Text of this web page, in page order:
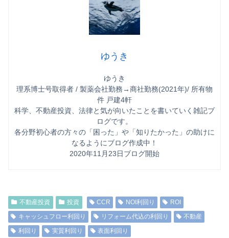
ゆうき
ゆうき
理系博士号取得者 / 製薬会社勤務→商社勤務(2021年)/ 所有物
件 戸建4軒
科学、不動産投資、法律と気が向いたことを書いていく雑記ブ
ログです。
各分野初心者の方々の「困った」や「知りたかった」の助けに
なるようにブログ作成中！
2020年11月23日ブログ開始
不動産投資 投資 CCR NOI利回り
ROI
キャッシュフロー利回り
リフォーム代込の利回り
不動産
利回り
実質利回り 表面利回り